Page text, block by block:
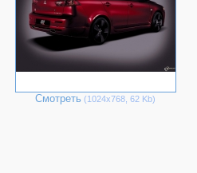
Смотреть (1024х768, 62 Kb)